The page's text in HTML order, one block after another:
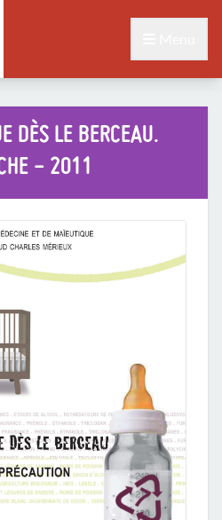
DÈS LE BERCEAU.
- 2011